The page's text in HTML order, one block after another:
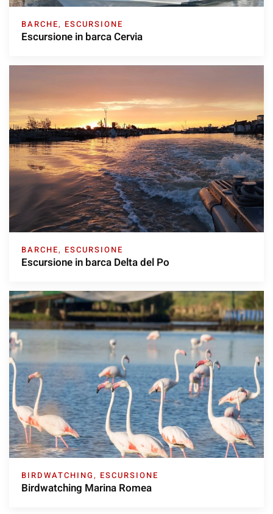
BARCHE, ESCURSIONE
Escursione in barca Cervia
BARCHE, ESCURSIONE
Escursione in barca Delta del Po
BIRDWATCHING, ESCURSIONE
Birdwatching Marina Romea